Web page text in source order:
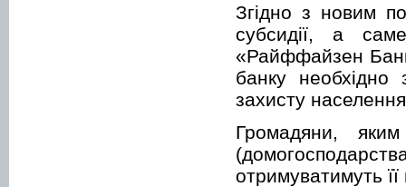
Згідно з новим
субсидії, а
«Райффайзен
банку необхідно
захисту
Громадяни,
отримуватимуть